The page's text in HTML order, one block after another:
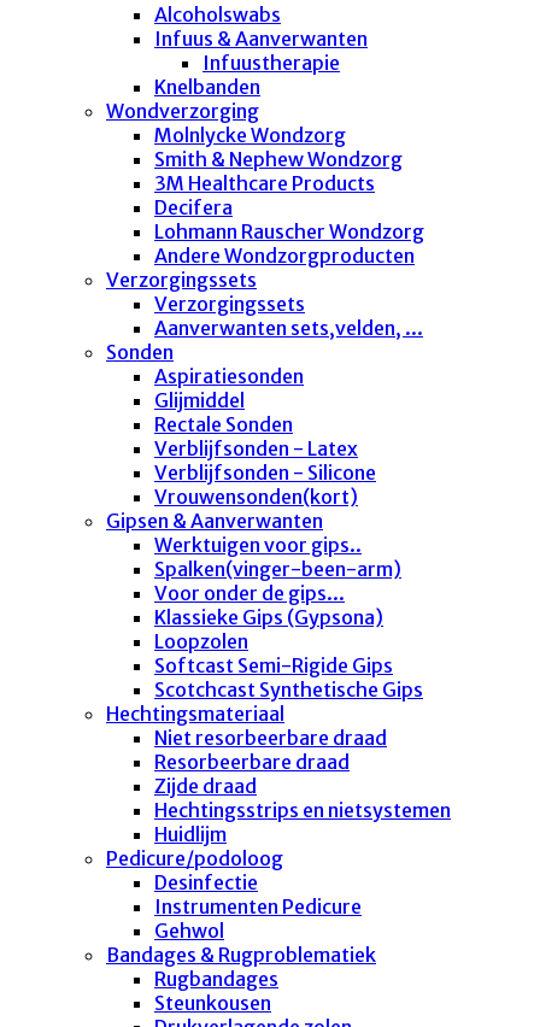
Alcoholswabs
Infuus & Aanverwanten
Infuustherapie
Knelbanden
Wondverzorging
Molnlycke Wondzorg
Smith & Nephew Wondzorg
3M Healthcare Products
Decifera
Lohmann Rauscher Wondzorg
Andere Wondzorgproducten
Verzorgingssets
Verzorgingssets
Aanverwanten sets,velden, ...
Sonden
Aspiratiesonden
Glijmiddel
Rectale Sonden
Verblijfsonden - Latex
Verblijfsonden - Silicone
Vrouwensonden(kort)
Gipsen & Aanverwanten
Werktuigen voor gips..
Spalken(vinger-been-arm)
Voor onder de gips...
Klassieke Gips (Gypsona)
Loopzolen
Softcast Semi-Rigide Gips
Scotchcast Synthetische Gips
Hechtingsmateriaal
Niet resorbeerbare draad
Resorbeerbare draad
Zijde draad
Hechtingsstrips en nietsystemen
Huidlijm
Pedicure/podoloog
Desinfectie
Instrumenten Pedicure
Gehwol
Bandages & Rugproblematiek
Rugbandages
Steunkousen